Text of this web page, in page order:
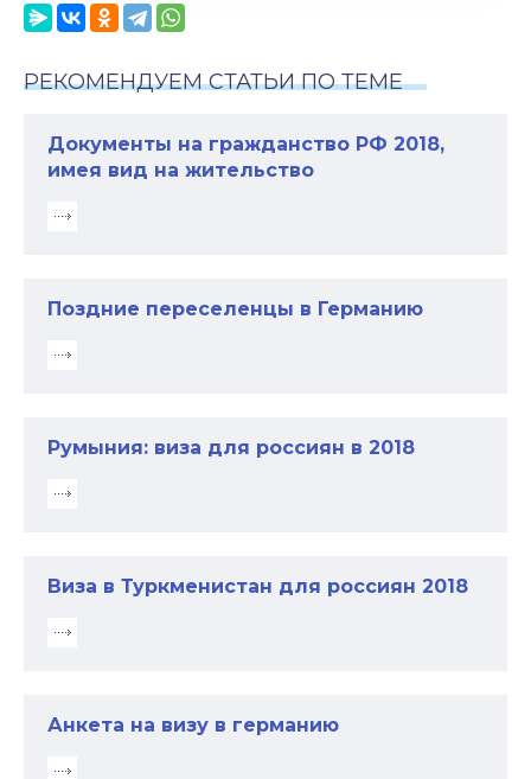
РЕКОМЕНДУЕМ СТАТЬИ ПО ТЕМЕ
Документы на гражданство РФ 2018,
имея вид на жительство
Поздние переселенцы в Германию
Румыния: виза для россиян в 2018
Виза в Туркменистан для россиян 2018
Анкета на визу в германию